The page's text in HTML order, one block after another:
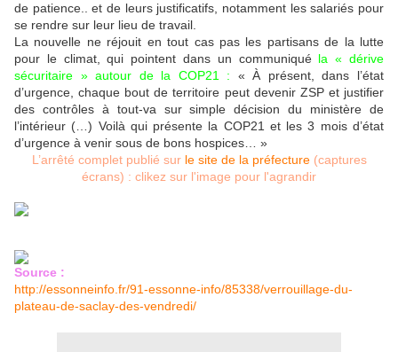
de patience.. et de leurs justificatifs, notamment les salariés pour
se rendre sur leur lieu de travail.
La nouvelle ne réjouit en tout cas pas les partisans de la lutte
pour le climat, qui pointent dans un communiqué la « dérive
sécuritaire » autour de la COP21 : « À présent, dans l’état
d’urgence, chaque bout de territoire peut devenir ZSP et justifier
des contrôles à tout-va sur simple décision du ministère de
l’intérieur (…) Voilà qui présente la COP21 et les 3 mois d’état
d’urgence à venir sous de bons hospices… »
L’arrêté complet publié sur le site de la préfecture (captures
écrans) : clikez sur l'image pour l'agrandir
Source :
http://essonneinfo.fr/91-essonne-info/85338/verrouillage-du-
plateau-de-saclay-des-vendredi/